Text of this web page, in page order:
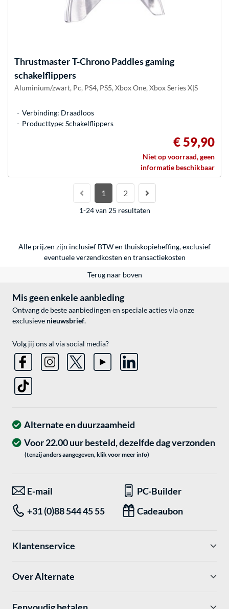
ThrustmasterT-Chrono Paddles gaming
schakelflippers
Aluminium/zwart, Pc, PS4, PS5, Xbox One, Xbox Series X|S
Verbinding: Draadloos
Producttype: Schakelflippers
€ 59,90
Niet op voorraad, geen
informatie beschikbaar
1 2
1-24 van 25 resultaten
Alle prijzen zijn inclusief BTW en thuiskopieheffing, exclusief
eventueleverzendkosten en transactiekosten
Terug naar boven
Mis geen enkele aanbieding
Ontvang de beste aanbiedingen en speciale acties via onze
exclusieve nieuwsbrief.
Volg jij ons al via social media?
Alternate en duurzaamheid
Voor 22.00 uur besteld, dezelfde dag verzonden
(tenzij anders aangegeven, klik voor meer info)
E-mail
PC-Builder
+31 (0)88 544 45 55
Cadeaubon
Klantenservice
Over Alternate
Eenvoudig betalen